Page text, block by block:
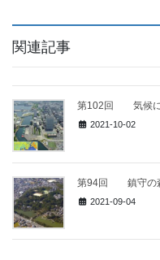
関連記事
第102回 気候に
2021-10-02
第94回 鎮守の森
2021-09-04